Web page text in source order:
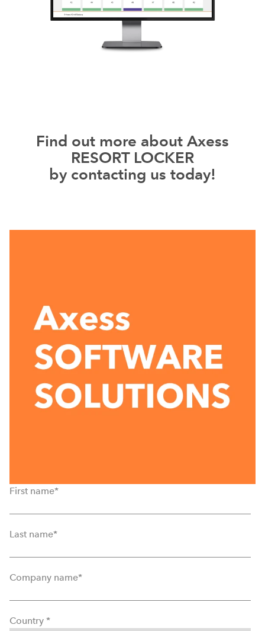
Find out more about Axess
RESORT LOCKER
by contacting us today!
First name*
Last name*
Company name*
Country *